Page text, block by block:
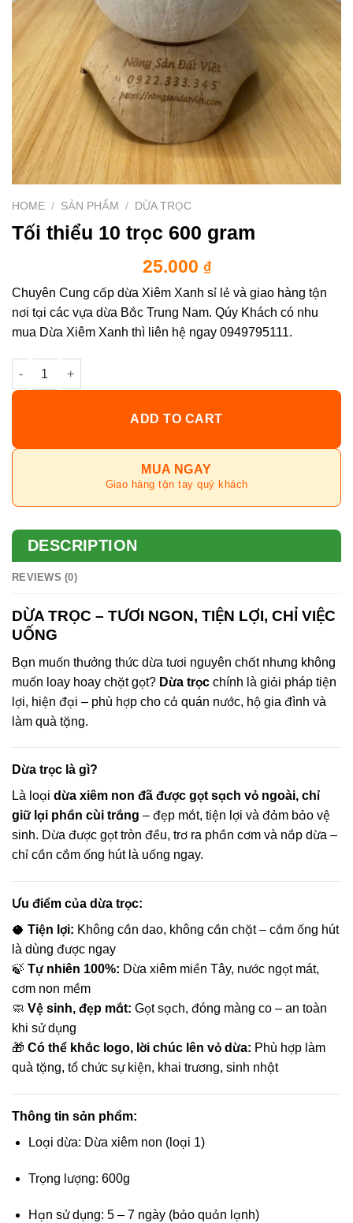
HOME / SẢN PHẨM / DỪA TRỌC
Tối thiểu 10 trọc 600 gram
25.000 ₫
Chuyên Cung cấp dừa Xiêm Xanh sỉ lẻ và giao hàng tận
nơi tại các vựa dừa Bắc Trung Nam. Qúy Khách có nhu
mua Dừa Xiêm Xanh thì liên hệ ngay 0949795111.
Tối thiểu 10 trọc 600 gram quantity
ADD TO CART
MUA NGAY
Giao hàng tận tay quý khách
DESCRIPTION
REVIEWS (0)
DỪA TRỌC – TƯƠI NGON, TIỆN LỢI, CHỈ VIỆC
UỐNG
Bạn muốn thưởng thức dừa tươi nguyên chất nhưng không
muốn loay hoay chặt gọt? Dừa trọc chính là giải pháp tiện
lợi, hiện đại – phù hợp cho cả quán nước, hộ gia đình và
làm quà tặng.
Dừa trọc là gì?
Là loại dừa xiêm non đã được gọt sạch vỏ ngoài, chỉ
giữ lại phần cùi trắng – đẹp mắt, tiện lợi và đảm bảo vệ
sinh. Dừa được gọt tròn đều, trơ ra phần cơm và nắp dừa –
chỉ cần cắm ống hút là uống ngay.
Ưu điểm của dừa trọc:
🥥 Tiện lợi: Không cần dao, không cần chặt – cắm ống hút
là dùng được ngay
🍃 Tự nhiên 100%: Dừa xiêm miền Tây, nước ngọt mát,
cơm non mềm
🧼 Vệ sinh, đẹp mắt: Gọt sạch, đóng màng co – an toàn
khi sử dụng
🎁 Có thể khắc logo, lời chúc lên vỏ dừa: Phù hợp làm
quà tặng, tổ chức sự kiện, khai trương, sinh nhật
Thông tin sản phẩm:
Loại dừa: Dừa xiêm non (loại 1)
Trọng lượng: 600g
Hạn sử dụng: 5 – 7 ngày (bảo quản lạnh)